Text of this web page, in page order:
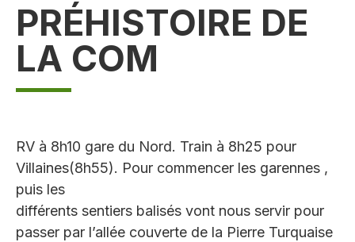
PRÉHISTOIRE DE
LA COM
RV à 8h10 gare du Nord. Train à 8h25 pour
Villaines(8h55). Pour commencer les garennes ,
puis les
différents sentiers balisés vont nous servir pour
passer par l’allée couverte de la Pierre Turquaise